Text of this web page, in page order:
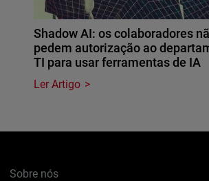
Shadow AI: os colaboradores
pedem autorização ao
TI para usar ferramentas de IA
Ler Artigo
Sobre nós